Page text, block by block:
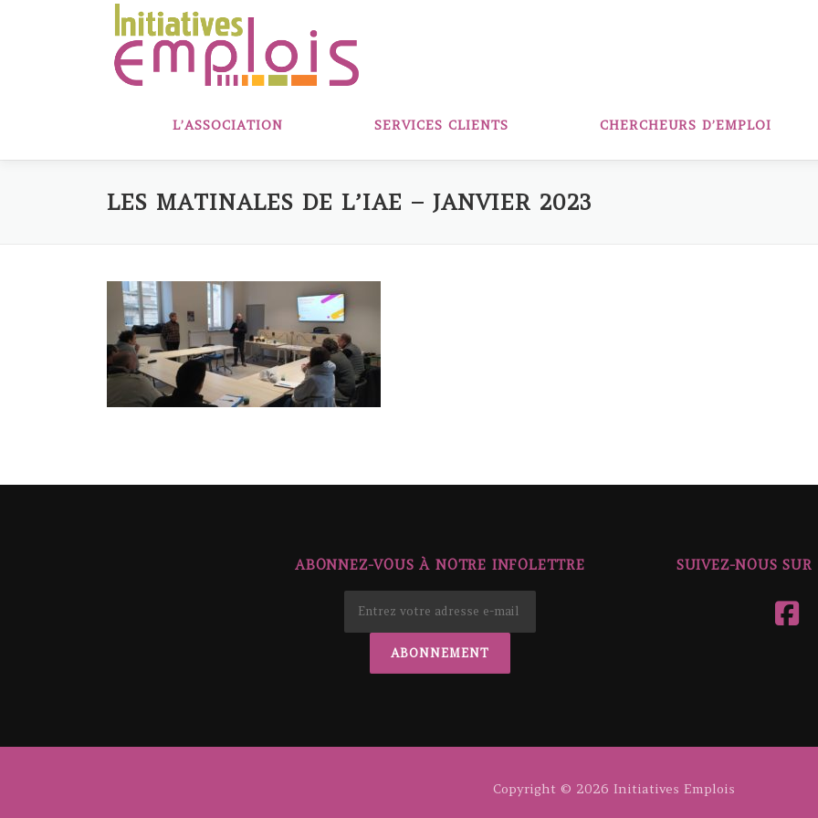
L’ASSOCIATION SERVICES CLIENTS CHERCHEURS D’EMPLOI
LES MATINALES DE L’IAE – JANVIER 2023
ABONNEZ-VOUS À NOTRE INFOLETTRE SUIVEZ-NOUS SUR
Copyright © 2026 Initiatives Emplois